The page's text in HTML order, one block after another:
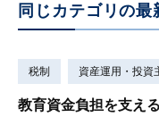
同じカテゴリの最
税制 資産運用・投資
教育資金負担を支え